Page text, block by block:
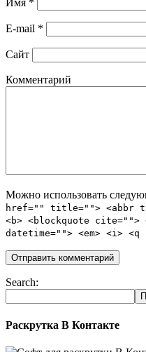
Имя *
E-mail *
Сайт
Комментарий
Можно использовать
href="" title=""> <abbr
<b> <blockquote cite="">
datetime=""> <em> <i>
Search:
Раскрутка В Контакте